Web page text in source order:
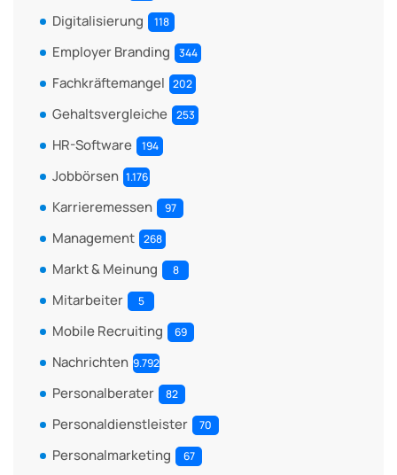
Digitalisierung 118
Employer Branding 344
Fachkräftemangel 202
Gehaltsvergleiche 253
HR-Software 194
Jobbörsen 1.176
Karrieremessen 97
Management 268
Markt & Meinung 8
Mitarbeiter 5
Mobile Recruiting 69
Nachrichten 9.792
Personalberater 82
Personaldienstleister 70
Personalmarketing 67